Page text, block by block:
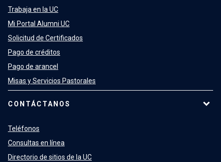
Trabaja en la UC
Mi Portal Alumni UC
Solicitud de Certificados
Pago de créditos
Pago de arancel
Misas y Servicios Pastorales
CONTÁCTANOS
Teléfonos
Consultas en línea
Directorio de sitios de la UC